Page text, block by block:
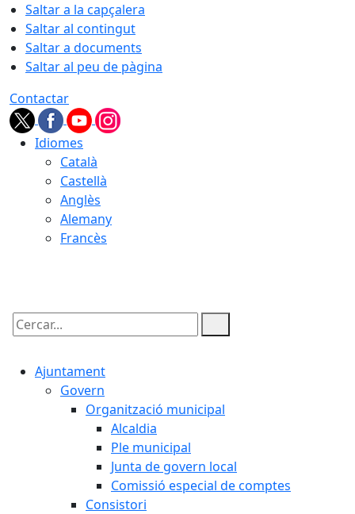
Saltar a la capçalera
Saltar al contingut
Saltar a documents
Saltar al peu de pàgina
Contactar
Idiomes
Català
Castellà
Anglès
Alemany
Francès
Cercar:
Ajuntament
Govern
Organització municipal
Alcaldia
Ple municipal
Junta de govern local
Comissió especial de comptes
Consistori